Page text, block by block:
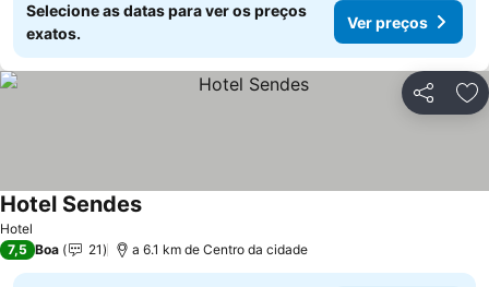
Selecione as datas para ver os preços
exatos.
Ver preços
Partilhar
Hotel
Hotel Sendes
7,5 Boa 21 a 6.1 km de Centro da cidade